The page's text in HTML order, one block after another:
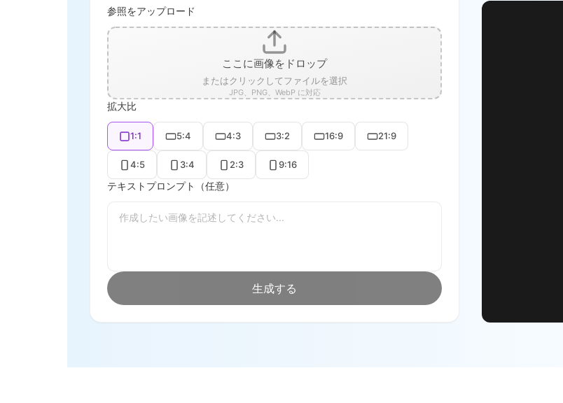
参照をアップロード
ここに画像をドロップ
またはクリックしてファイルを選択
JPG、PNG、WebP に対応
拡大比
1:1 5:4 4:3 3:2 16:9 21:9
4:5 3:4 2:3 9:16
テキストプロンプト（任意）
生成する